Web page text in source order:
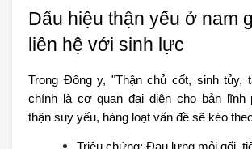
Dấu hiệu thận yếu ở nam
liên hệ với sinh lực
Trong Đông y, "Thận chủ cốt, sinh tủy,
chính là cơ quan đại diện cho bản lĩnh
thận suy yếu, hàng loạt vấn đề sẽ kéo